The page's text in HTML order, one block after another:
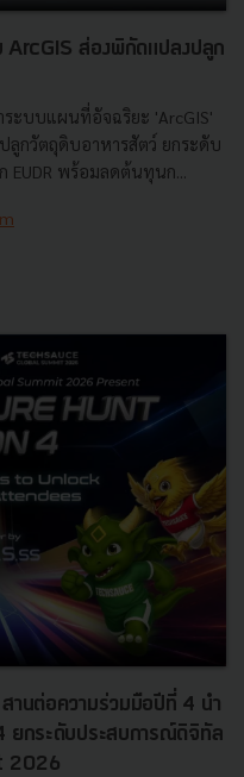
ArcGIS ส่องพิกัดแปลงปลูก
ระบบแผนที่อัจฉริยะ 'ArcGIS'
ลูกวัตถุดิบอาหารสัตว์ ยกระดับ
EUDR พร้อมลดต้นทุนก...
นต่อความร่วมมือปีที่ 4 นำ
กระดับประสบการณ์ดิจิทัล
2026